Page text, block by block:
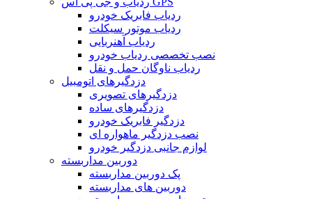
ردیاب فابریک خودرو
ردیاب موتور سیکلت
ردیاب آهنربایی
نصب تخصصی ردیاب خودرو
ردیاب ناوگان حمل و نقل
دزدگیرهای اتومبیل
دزدگیرهای تصویری
دزدگیرهای ساده
دزدگیر فابریک خودرو
نصب دزدگیر ماهواره ای
لوازم جانبی دزدگیر خودرو
دوربین مداربسته
پک دوربین مداربسته
دوربین های مداربسته